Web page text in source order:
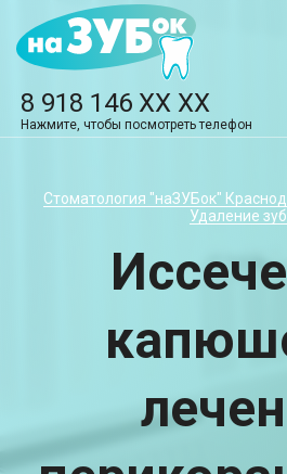
8 918 146 XX XX
Нажмите, чтобы посмотреть телефон
Стоматология "наЗУБок"
Удаление